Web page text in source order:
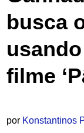
busca
filme
por Konstantinos